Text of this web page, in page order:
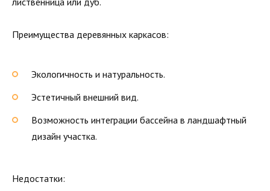
Преимущества деревянных каркасов:
Экологичность и натуральность.
Эстетичный внешний вид.
Возможность интеграции бассейна в ландшафтный
дизайн участка.
Недостатки: